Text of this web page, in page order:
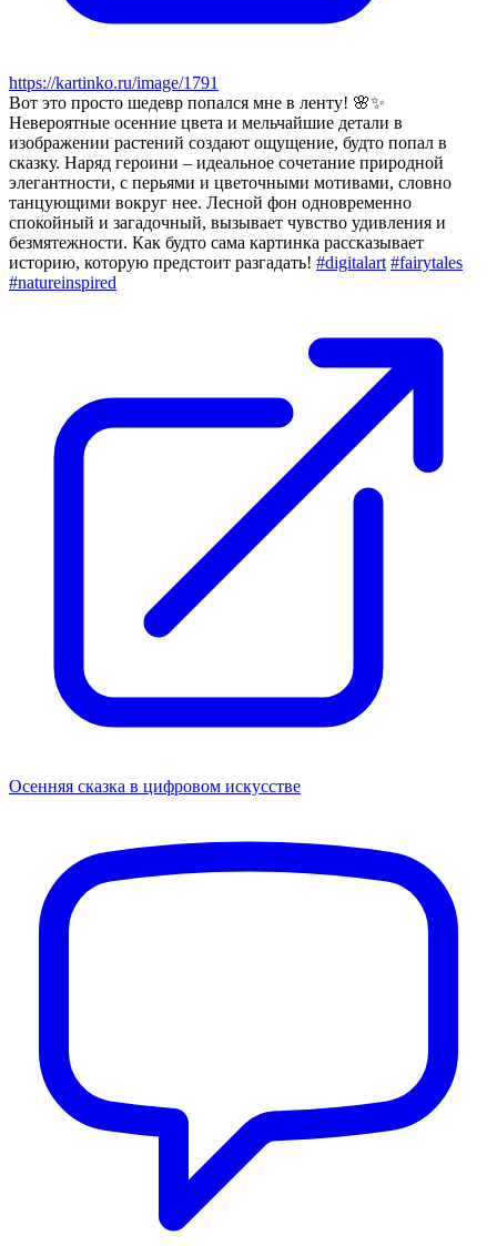
https://kartinko.ru/image/1791
Вот это просто шедевр попался мне в ленту! 🌸✨
Невероятные осенние цвета и мельчайшие детали в
изображении растений создают ощущение, будто попал в
сказку. Наряд героини – идеальное сочетание природной
элегантности, с перьями и цветочными мотивами, словно
танцующими вокруг нее. Лесной фон одновременно
спокойный и загадочный, вызывает чувство удивления и
безмятежности. Как будто сама картинка рассказывает
историю, которую предстоит разгадать! #digitalart #fairytales
#natureinspired
Осенняя сказка в цифровом искусстве